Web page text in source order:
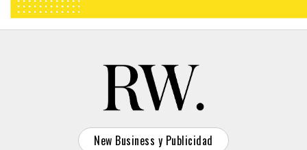
New Business y Publicidad